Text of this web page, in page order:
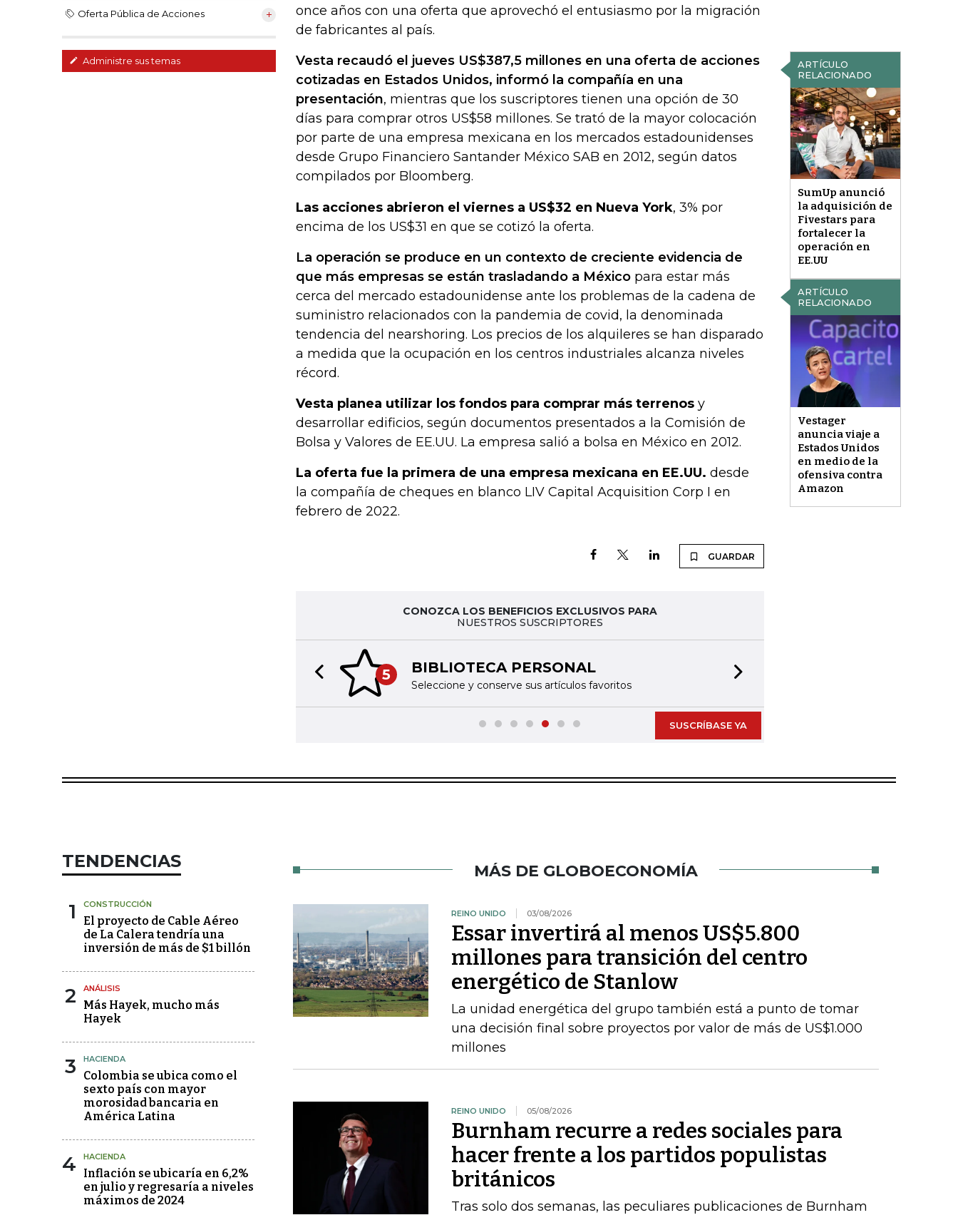
Oferta Pública de Acciones
Administre sus temas
once años con una oferta que aprovechó el entusiasmo por la migración
de fabricantes al país.
ARTÍCULO
RELACIONADO
SumUp anunció
la adquisición de
Fivestars para
fortalecer la
operación en
EE.UU
Vesta recaudó el jueves US$387,5 millones en una oferta de acciones
cotizadas en Estados Unidos, informó la compañía en una
presentación, mientras que los suscriptores tienen una opción de 30
días para comprar otros US$58 millones. Se trató de la mayor colocación
por parte de una empresa mexicana en los mercados estadounidenses
desde Grupo Financiero Santander México SAB en 2012, según datos
compilados por Bloomberg.
Las acciones abrieron el viernes a US$32 en Nueva York, 3% por
encima de los US$31 en que se cotizó la oferta.
ARTÍCULO
RELACIONADO
Vestager
anuncia viaje a
Estados Unidos
en medio de la
ofensiva contra
Amazon
La operación se produce en un contexto de creciente evidencia de
que más empresas se están trasladando a México para estar más
cerca del mercado estadounidense ante los problemas de la cadena de
suministro relacionados con la pandemia de covid, la denominada
tendencia del nearshoring. Los precios de los alquileres se han disparado
a medida que la ocupación en los centros industriales alcanza niveles
récord.
Vesta planea utilizar los fondos para comprar más terrenos y
desarrollar edificios, según documentos presentados a la Comisión de
Bolsa y Valores de EE.UU. La empresa salió a bolsa en México en 2012.
La oferta fue la primera de una empresa mexicana en EE.UU. desde
la compañía de cheques en blanco LIV Capital Acquisition Corp I en
febrero de 2022.
GUARDAR
CONOZCA LOS BENEFICIOS EXCLUSIVOS PARA
NUESTROS SUSCRIPTORES
5 BIBLIOTECA PERSONAL
Seleccione y conserve sus artículos favoritos
Previous slide
SUSCRÍBASE YA
TENDENCIAS
1 CONSTRUCCIÓN
El proyecto de Cable Aéreo
de La Calera tendría una
inversión de más de $1 billón
2 ANÁLISIS
Más Hayek, mucho más
Hayek
3 HACIENDA
Colombia se ubica como el
sexto país con mayor
morosidad bancaria en
América Latina
4 HACIENDA
Inflación se ubicaría en 6,2%
en julio y regresaría a niveles
máximos de 2024
MÁS DE GLOBOECONOMÍA
REINO UNIDO 03/08/2026
Essar invertirá al menos US$5.800
millones para transición del centro
energético de Stanlow
La unidad energética del grupo también está a punto de tomar
una decisión final sobre proyectos por valor de más de US$1.000
millones
REINO UNIDO 05/08/2026
Burnham recurre a redes sociales para
hacer frente a los partidos populistas
británicos
Tras solo dos semanas, las peculiares publicaciones de Burnham